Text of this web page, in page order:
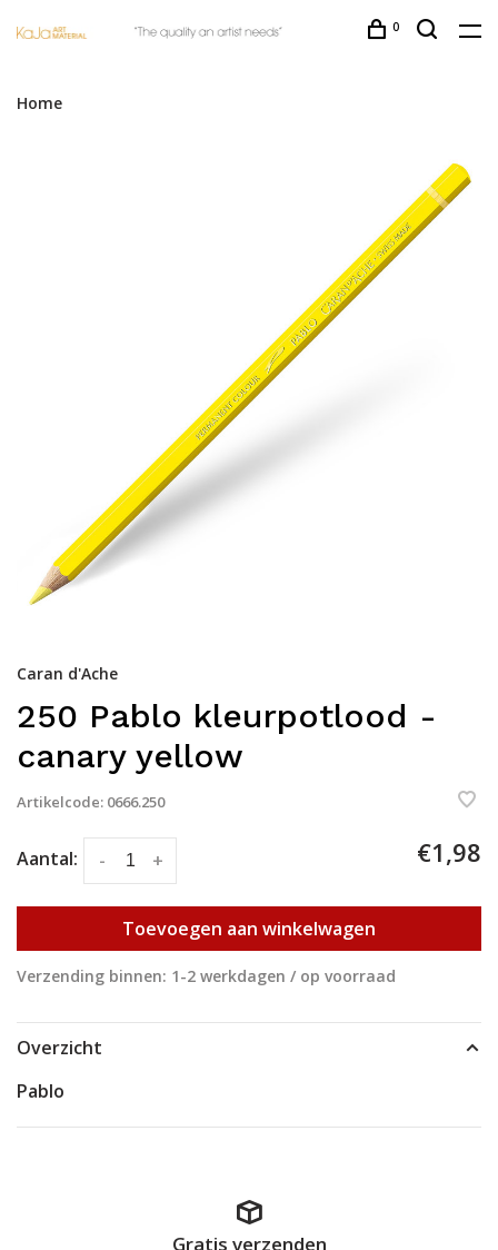
0
Home
Caran d'Ache
250 Pablo kleurpotlood -
canary yellow
Artikelcode: 0666.250
Aantal: +
- €1,98
Toevoegen aan winkelwagen
Verzending binnen: 1-2 werkdagen / op voorraad
Overzicht
Pablo
Gratis verzenden